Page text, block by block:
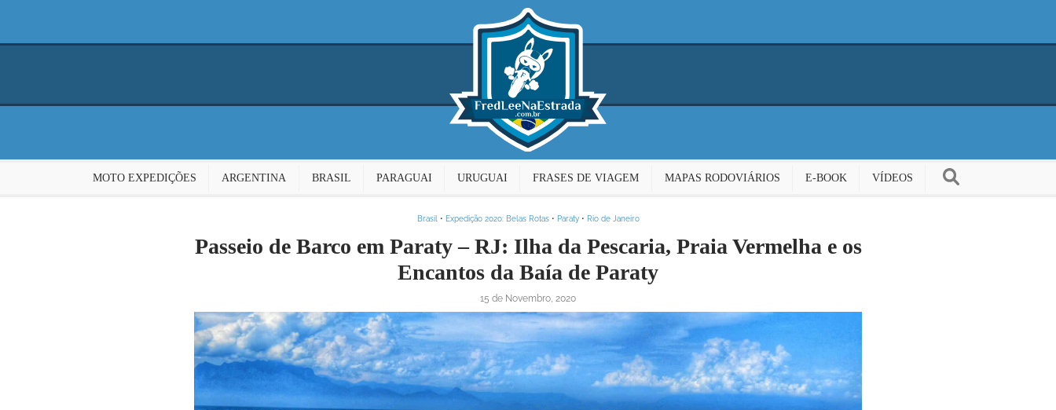
MOTO EXPEDIÇÕES ARGENTINA BRASIL PARAGUAI URUGUAI FRASES DE VIAGEM MAPAS RODOVIÁRIOS E-BOOK VÍDEOS
Brasil • Expedição 2020: Belas Rotas• Paraty• Rio de Janeiro
Passeio de Barco em Paraty – RJ: Ilha da Pescaria, Praia Vermelha e os
Encantos da Baía de Paraty
15 de Novembro, 2020